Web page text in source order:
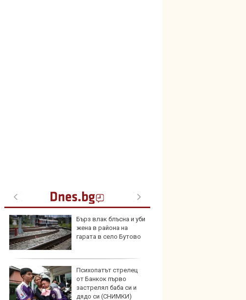
Бърз влак блъсна и уби
жена в района на
гарата в село Бутово
Психопатът стрелец
от Банкок първо
застрелял баба си и
дядо си (СНИМКИ)